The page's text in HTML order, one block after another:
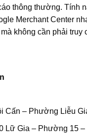
thông thường. Tính
Merchant Center
không cần phải truy
Cấn – Phường Liễu
Lữ Gia – Phường 15 –